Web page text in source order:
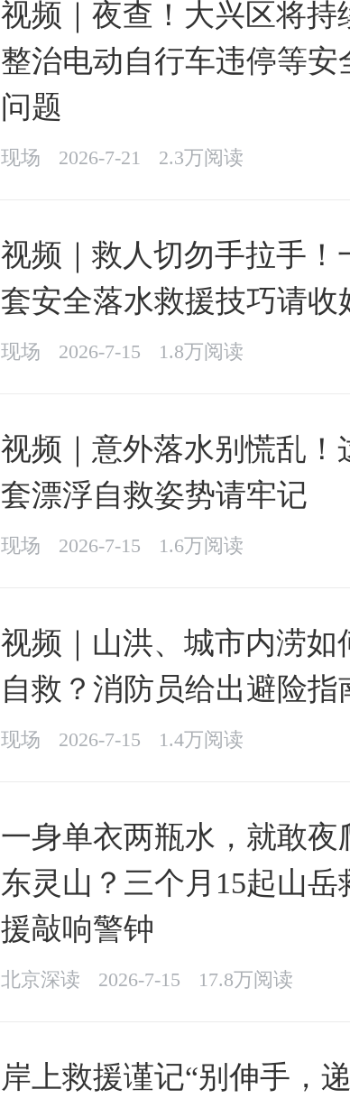
视频｜夜查！大兴区将持
整治电动自行车违停等安
问题
现场 2026-7-21 2.3万阅读
视频｜救人切勿手拉手！
套安全落水救援技巧请收
现场 2026-7-15 1.8万阅读
视频｜意外落水别慌乱！
套漂浮自救姿势请牢记
现场 2026-7-15 1.6万阅读
视频｜山洪、城市内涝如
自救？消防员给出避险指
现场 2026-7-15 1.4万阅读
一身单衣两瓶水，就敢夜
东灵山？三个月15起山岳
援敲响警钟
北京深读 2026-7-15 17.8万阅读
岸上救援谨记“别伸手，